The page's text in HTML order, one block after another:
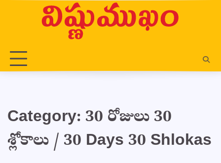
Category: 30 రోజులు 30
శ్లోకాలు / 30 Days 30 Shlokas